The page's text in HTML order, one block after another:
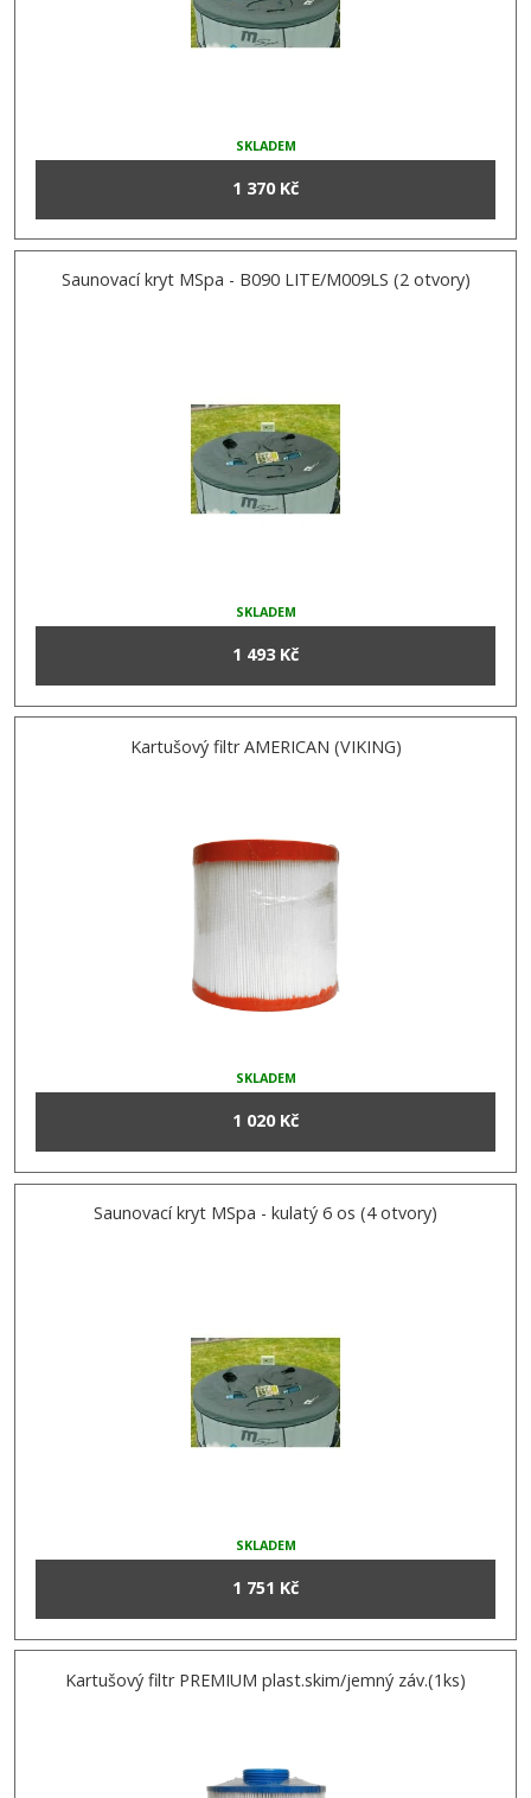
SKLADEM
1 370 Kč
Saunovací kryt MSpa - B090 LITE/M009LS (2 otvory)
SKLADEM
1 493 Kč
Kartušový filtr AMERICAN (VIKING)
SKLADEM
1 020 Kč
Saunovací kryt MSpa - kulatý 6 os (4 otvory)
SKLADEM
1 751 Kč
Kartušový filtr PREMIUM plast.skim/jemný záv.(1ks)